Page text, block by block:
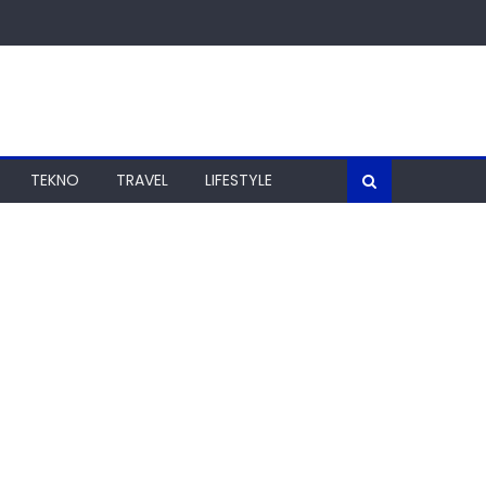
TEKNO TRAVEL LIFESTYLE